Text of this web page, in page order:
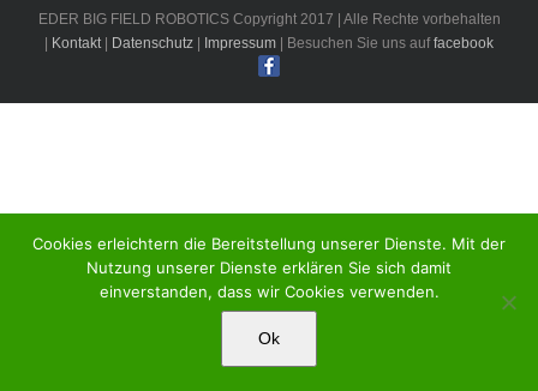
EDER BIG FIELD ROBOTICS Copyright 2017 | Alle Rechte vorbehalten
Kontakt| Datenschutz Impressum | Besuchen Sie uns auffacebook
Cookies erleichtern die Bereitstellung unserer Dienste. Mit der
Nutzung unserer Dienste erklären Sie sich damit
einverstanden, dass wir Cookies verwenden.
Ok